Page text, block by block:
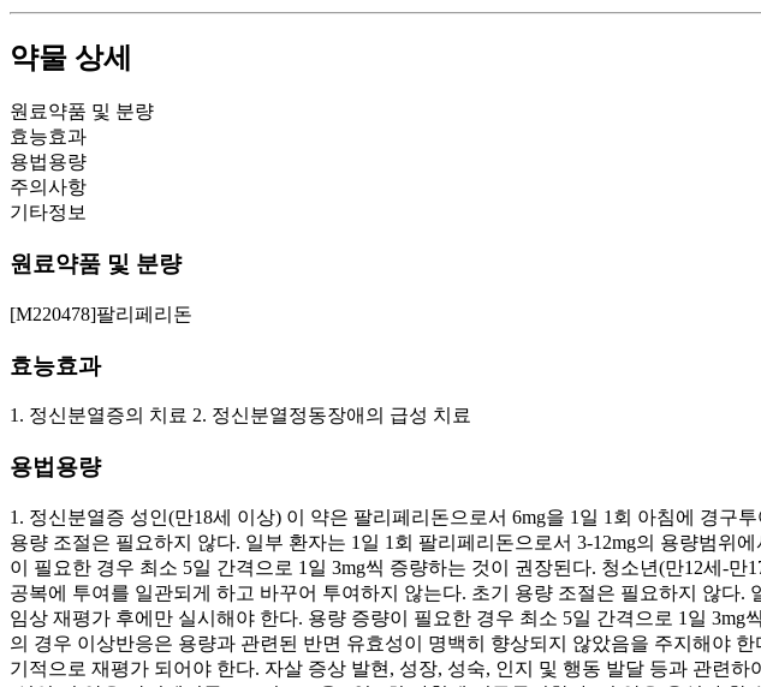
약물 상세
원료약품 및 분량
효능효과
용법용량
주의사항
기타정보
원료약품 및 분량
[M220478]팔리페리돈
효능효과
1. 정신분열증의 치료 2. 정신분열정동장애의 급성 치료
용법용량
1. 정신분열증 성인(만18세 이상) 이 약은 팔리페리돈으로서 6mg을 1일 1회 아침에 경구
용량 조절은 필요하지 않다. 일부 환자는 1일 1회 팔리페리돈으로서 3-12mg의 용량범
이 필요한 경우 최소 5일 간격으로 1일 3mg씩 증량하는 것이 권장된다. 청소년(만12세-
공복에 투여를 일관되게 하고 바꾸어 투여하지 않는다. 초기 용량 조절은 필요하지 않다
임상 재평가 후에만 실시해야 한다. 용량 증량이 필요한 경우 최소 5일 간격으로 1일
의 경우 이상반응은 용량과 관련된 반면 유효성이 명백히 향상되지 않았음을 주지해야
기적으로 재평가 되어야 한다. 자살 증상 발현, 성장, 성숙, 인지 및 행동 발달 등과 관련